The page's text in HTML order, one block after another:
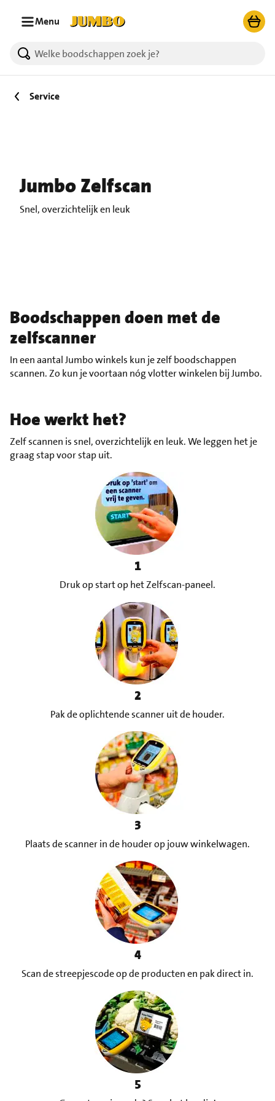
Menu
Service
Jumbo Zelfscan
Snel, overzichtelijk en leuk
Boodschappen doen met de
zelfscanner
In een aantal Jumbo winkels kun je zelf boodschappen
scannen. Zo kun je voortaan nóg vlotter winkelen bij Jumbo.
Hoe werkt het?
Zelf scannen is snel, overzichtelijk en leuk. We leggen het je
graag stap voor stap uit.
1
Druk op start op het Zelfscan-paneel.
2
Pak de oplichtende scanner uit de houder.
3
Plaats de scanner in de houder op jouw winkelwagen.
4
Scan de streepjescode op de producten en pak direct in.
5